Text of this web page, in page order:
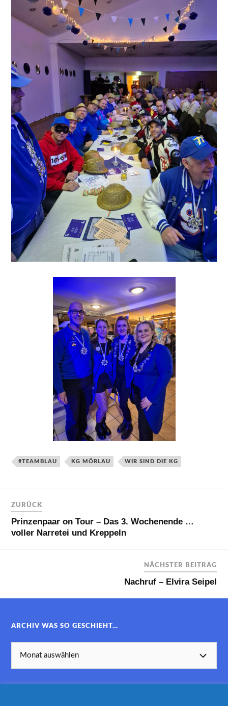
#TEAMBLAU KG MÖRLAU WIR SIND DIE KG
ZURÜCK
Prinzenpaar on Tour – Das 3. Wochenende …
voller Narretei und Kreppeln
NÄCHSTER BEITRAG
Nachruf – Elvira Seipel
ARCHIV WAS SO GESCHIEHT…